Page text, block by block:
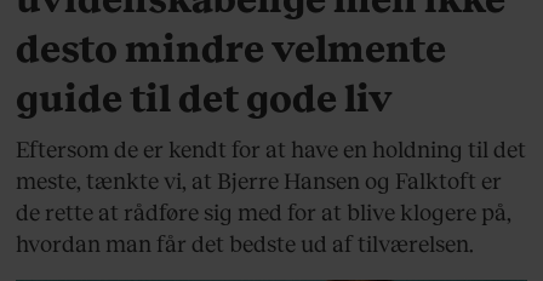
desto mindre velmente
guide til det gode liv
Eftersom de er kendt for at have en holdning til det
meste, tænkte vi, at Bjerre Hansen og Falktoft er
de rette at rådføre sig med for at blive klogere på,
hvordan man får det bedste ud af tilværelsen.